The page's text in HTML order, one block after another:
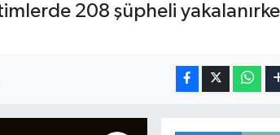
208 şüpheli